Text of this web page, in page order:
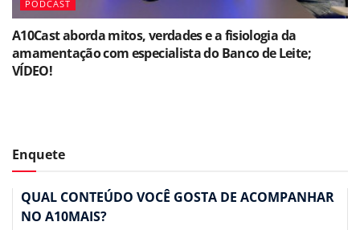
PODCAST
A10Cast aborda mitos, verdades e a fisiologia da
amamentação com especialista do Banco de Leite;
VÍDEO!
Enquete
QUAL CONTEÚDO VOCÊ GOSTA DE ACOMPANHAR
NO A10MAIS?